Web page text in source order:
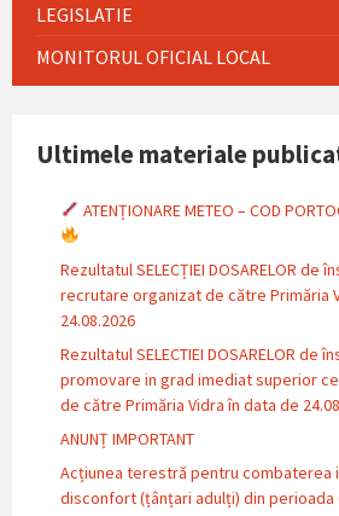
LEGISLATIE
MONITORUL OFICIAL LOCAL
Ultimele materiale
ATENȚIONARE METEO – COD
Rezultatul SELECȚIEI DOSARELOR de
recrutare organizat de către Primăria
24.08.2026
Rezultatul SELECTIEI DOSARELOR de
promovare in grad imediat superior
de către Primăria Vidra în data de
ANUNȚ IMPORTANT
Acțiunea terestră pentru combaterea
disconfort (țânțari adulți) din perioada